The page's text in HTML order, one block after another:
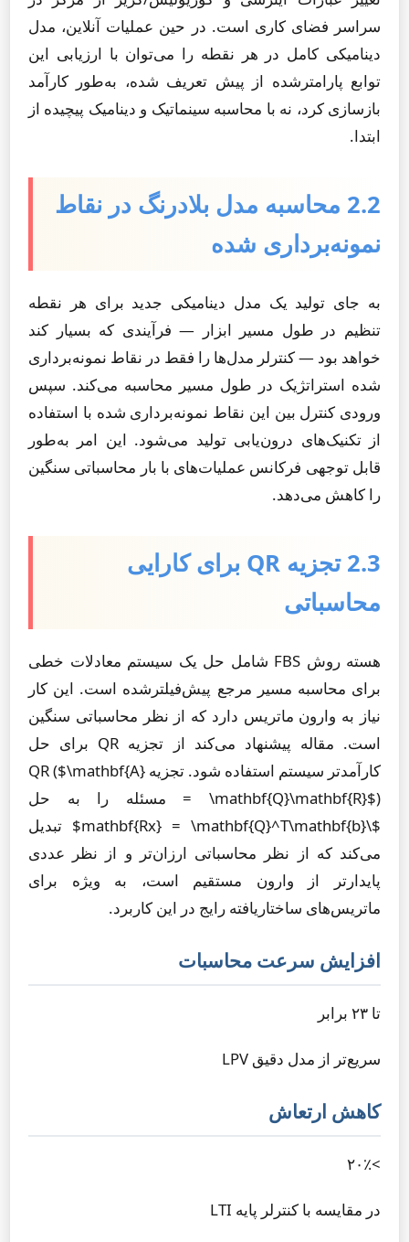
سراسر فضای کاری است. در حین عملیات آنلاین، مدل
دینامیکی کامل در هر نقطه را می‌توان با ارزیابی این
توابع پارامترشده از پیش تعریف شده، به‌طور کارآمد
بازسازی کرد، نه با محاسبه سینماتیک و دینامیک پیچیده از
ابتدا.
2.2 محاسبه مدل بلادرنگ در نقاط
نمونه‌برداری شده
به جای تولید یک مدل دینامیکی جدید برای هر نقطه
تنظیم در طول مسیر ابزار — فرآیندی که بسیار کند
خواهد بود — کنترلر مدل‌ها را فقط در نقاط نمونه‌برداری
شده استراتژیک در طول مسیر محاسبه می‌کند. سپس
ورودی کنترل بین این نقاط نمونه‌برداری شده با استفاده
از تکنیک‌های درون‌یابی تولید می‌شود. این امر به‌طور
قابل توجهی فرکانس عملیات‌های با بار محاسباتی سنگین
را کاهش می‌دهد.
2.3 تجزیه QR برای کارایی
محاسباتی
هسته روش FBS شامل حل یک سیستم معادلات خطی
برای محاسبه مسیر مرجع پیش‌فیلترشده است. این کار
نیاز به وارون ماتریس دارد که از نظر محاسباتی سنگین
است. مقاله پیشنهاد می‌کند از تجزیه QR برای حل
کارآمدتر سیستم استفاده شود. تجزیه QR ($\mathbf{A}
= \mathbf{Q}\mathbf{R}$) مسئله را به حل
$\mathbf{Rx} = \mathbf{Q}^T\mathbf{b}$ تبدیل
می‌کند که از نظر محاسباتی ارزان‌تر و از نظر عددی
پایدارتر از وارون مستقیم است، به ویژه برای
ماتریس‌های ساختاریافته رایج در این کاربرد.
افزایش سرعت محاسبات
تا ۲۳ برابر
سریع‌تر از مدل دقیق LPV
کاهش ارتعاش
>۲۰٪
در مقایسه با کنترلر پایه LTI